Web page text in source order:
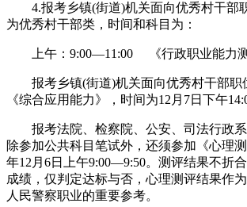
4.报考乡镇(街道)机关面向优秀村干部
为优秀村干部类，时间和科目为：
上午：9:00—11:00 《行政职业能力
报考乡镇(街道)机关面向优秀村干部职
《综合应用能力》，时间为12月7日下午
报考法院、检察院、公安、司法行政
除参加公共科目笔试外，还须参加《心理
年12月6日上午9:00—9:50。测评结果不折
成绩，仅判定达标与否，心理测评结果作
人民警察职业的重要参考。